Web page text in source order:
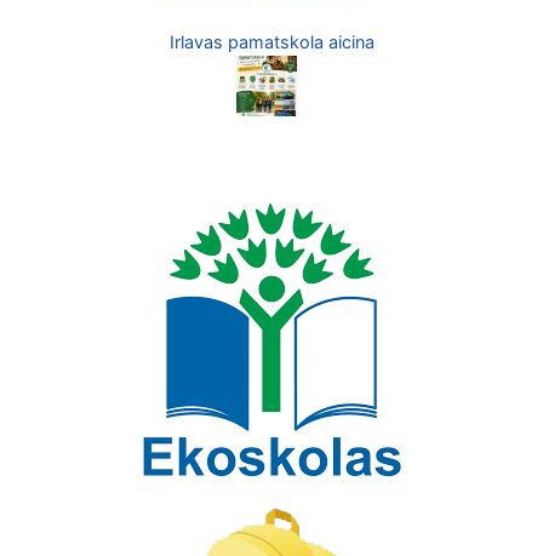
Irlavas pamatskola aicina